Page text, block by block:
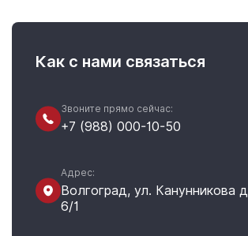
Как с нами связаться
Звоните прямо сейчас:
+7 (988) 000-10-50
Адрес:
Волгоград, ул. Канунникова д
6/1